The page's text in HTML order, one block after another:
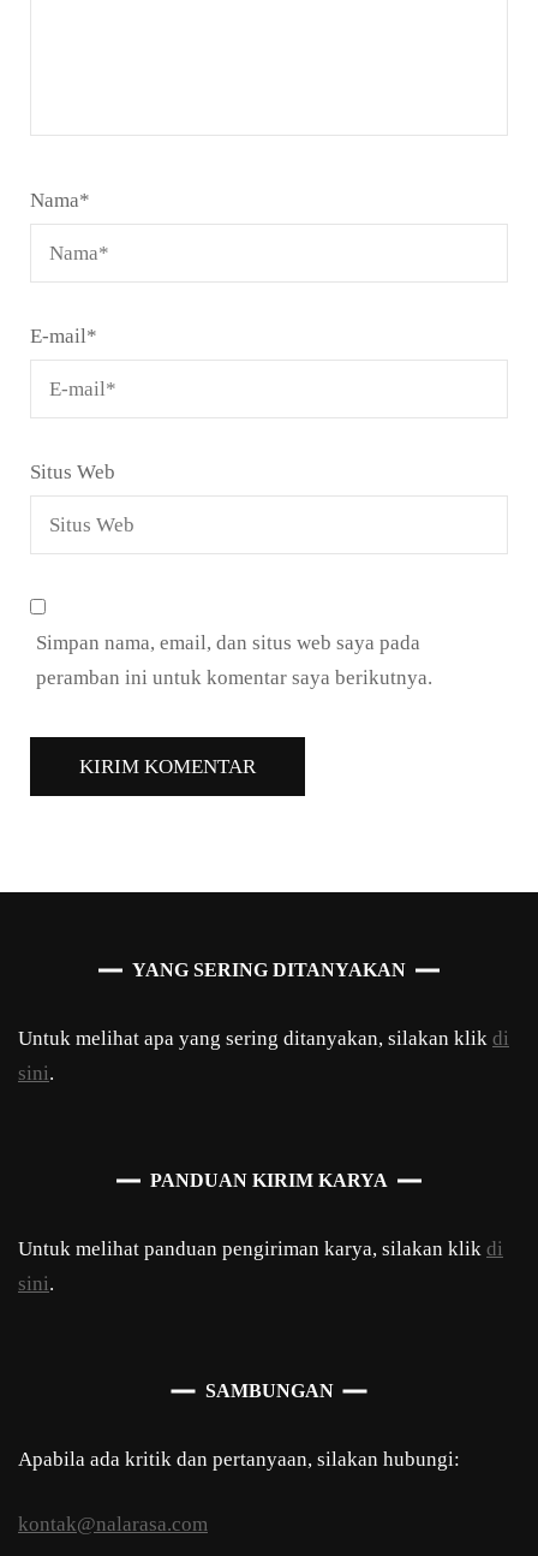
Nama*
E-mail*
Situs Web
Simpan nama, email, dan situs web saya pada
peramban ini untuk komentar saya berikutnya.
YANG SERING DITANYAKAN
Untuk melihat apa yang sering ditanyakan, silakan klik di
sini.
PANDUAN KIRIM KARYA
Untuk melihat panduan pengiriman karya, silakan klik di
sini.
SAMBUNGAN
Apabila ada kritik dan pertanyaan, silakan hubungi:
kontak@nalarasa.com